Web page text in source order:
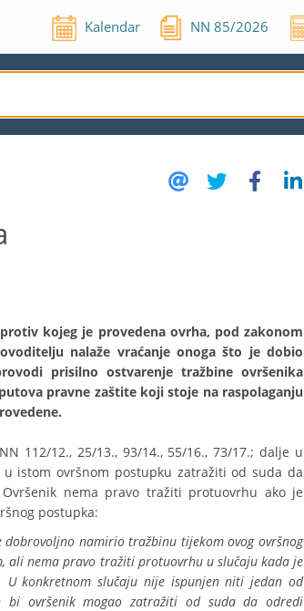
Kalendar NN85/2026
kojeg je provedena ovrha, pod zakonom
nalaže vraćanje onoga što je dobio
prisilno ostvarenje tražbine ovršenika
pravne zaštite koji stoje na raspolaganju
112/12., 25/13., 93/14., 55/16., 73/17.; dalje u
istom ovršnom postupku zatražiti od suda da
nema pravo tražiti protuovrhu ako je
postupka:
namirio tražbinu tijekom ovog ovršnog
ali nema pravo tražiti protuovrhu u slučaju kada je
konkretnom slučaju nije ispunjen niti jedan od
bi ovršenik mogao zatražiti od suda da odredi